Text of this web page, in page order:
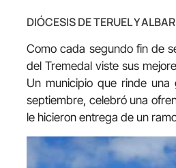
DIÓCESIS DE TERUEL Y
Como cada segundo fin de
del Tremedal viste sus
Un municipio que rinde
septiembre, celebró una
le hicieron entrega de un